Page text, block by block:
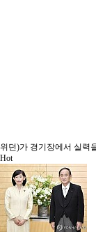
위던)가 경기장에서 실력
Hot